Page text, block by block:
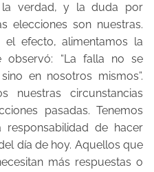
la verdad, y la duda por
elecciones son nuestras.
el efecto, alimentamos la
observó: “La falla no se
en nosotros mismos”.
nuestras circunstancias
pasadas. Tenemos
de hacer
día de hoy. Aquellos que
más respuestas o